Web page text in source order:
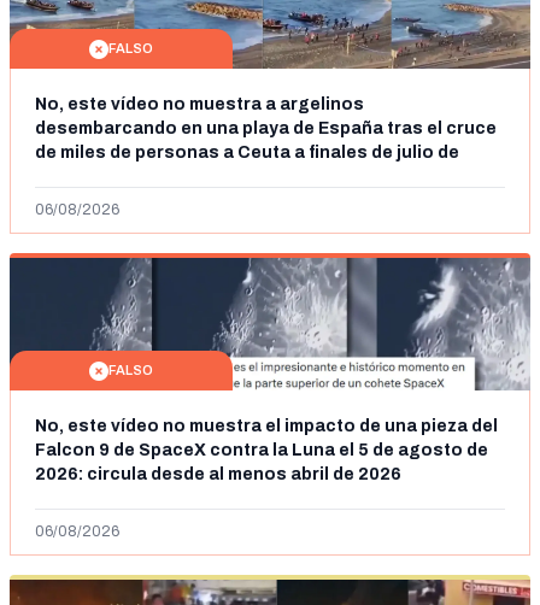
FALSO
No, este vídeo no muestra a argelinos
desembarcando en una playa de España tras el cruce
de miles de personas a Ceuta a finales de julio de
06/08/2026
FALSO
No, este vídeo no muestra el impacto de una pieza del
Falcon 9 de SpaceX contra la Luna el 5 de agosto de
2026: circula desde al menos abril de 2026
06/08/2026